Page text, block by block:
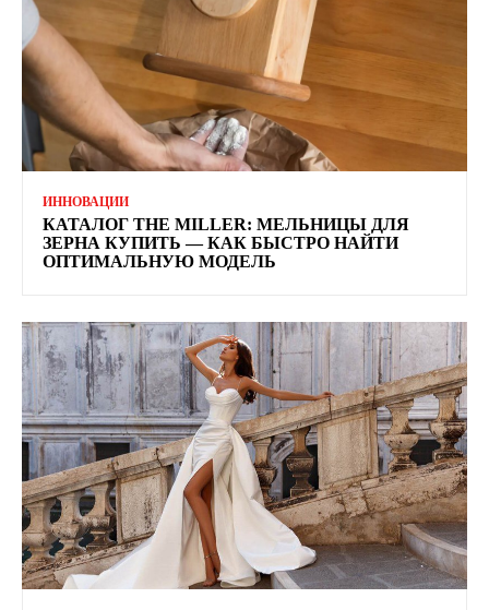
ИННОВАЦИИ
КАТАЛОГ THE MILLER: МЕЛЬНИЦЫ ДЛЯ
ЗЕРНА КУПИТЬ — КАК БЫСТРО НАЙТИ
ОПТИМАЛЬНУЮ МОДЕЛЬ